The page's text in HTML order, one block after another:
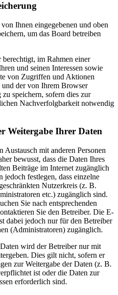
Ihnen eingegebenen und oben
um das Board betreiben
im Rahmen einer
und seinen Interessen sowie
von Zugriffen und Aktionen
der von Ihrem Browser
speichern, sofern dies zur
Nachverfolgbarkeit notwendig
Weitergabe Ihrer Daten
Austausch mit anderen Personen
bewusst, dass die Daten Ihres
Beiträge im Internet zugänglich
festlegen, dass einzelne
Nutzerkreis (z. B.
etc.) zugänglich sind.
Sie nach entsprechenden
Sie den Betreiber. Die E-
dabei jedoch nur für den Betreiber
(Administratoren) zugänglich.
wird der Betreiber nur mit
Dies gilt nicht, sofern er
zur Weitergabe der Daten (z. B.
ist oder die Daten zur
erforderlich sind.